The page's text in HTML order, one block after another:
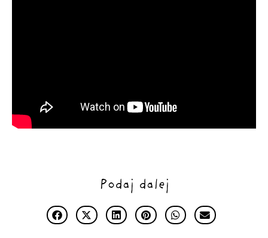
Podaj dalej